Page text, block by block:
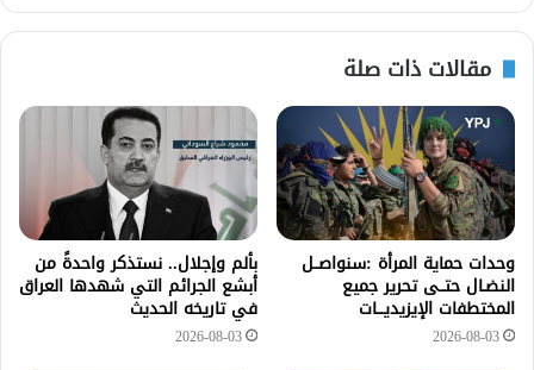
مقالات ذات صلة
وحدات حماية المرأة :سنواصــل
النضـال حتــى تحرير جميع
المختطفات الإيزيديـــات
2026-08-03
بألم وإجلال.. نستذكر واحدةً من
أبشع الجرائم التي شهدها العراق
في تاريخه الحديث
2026-08-03